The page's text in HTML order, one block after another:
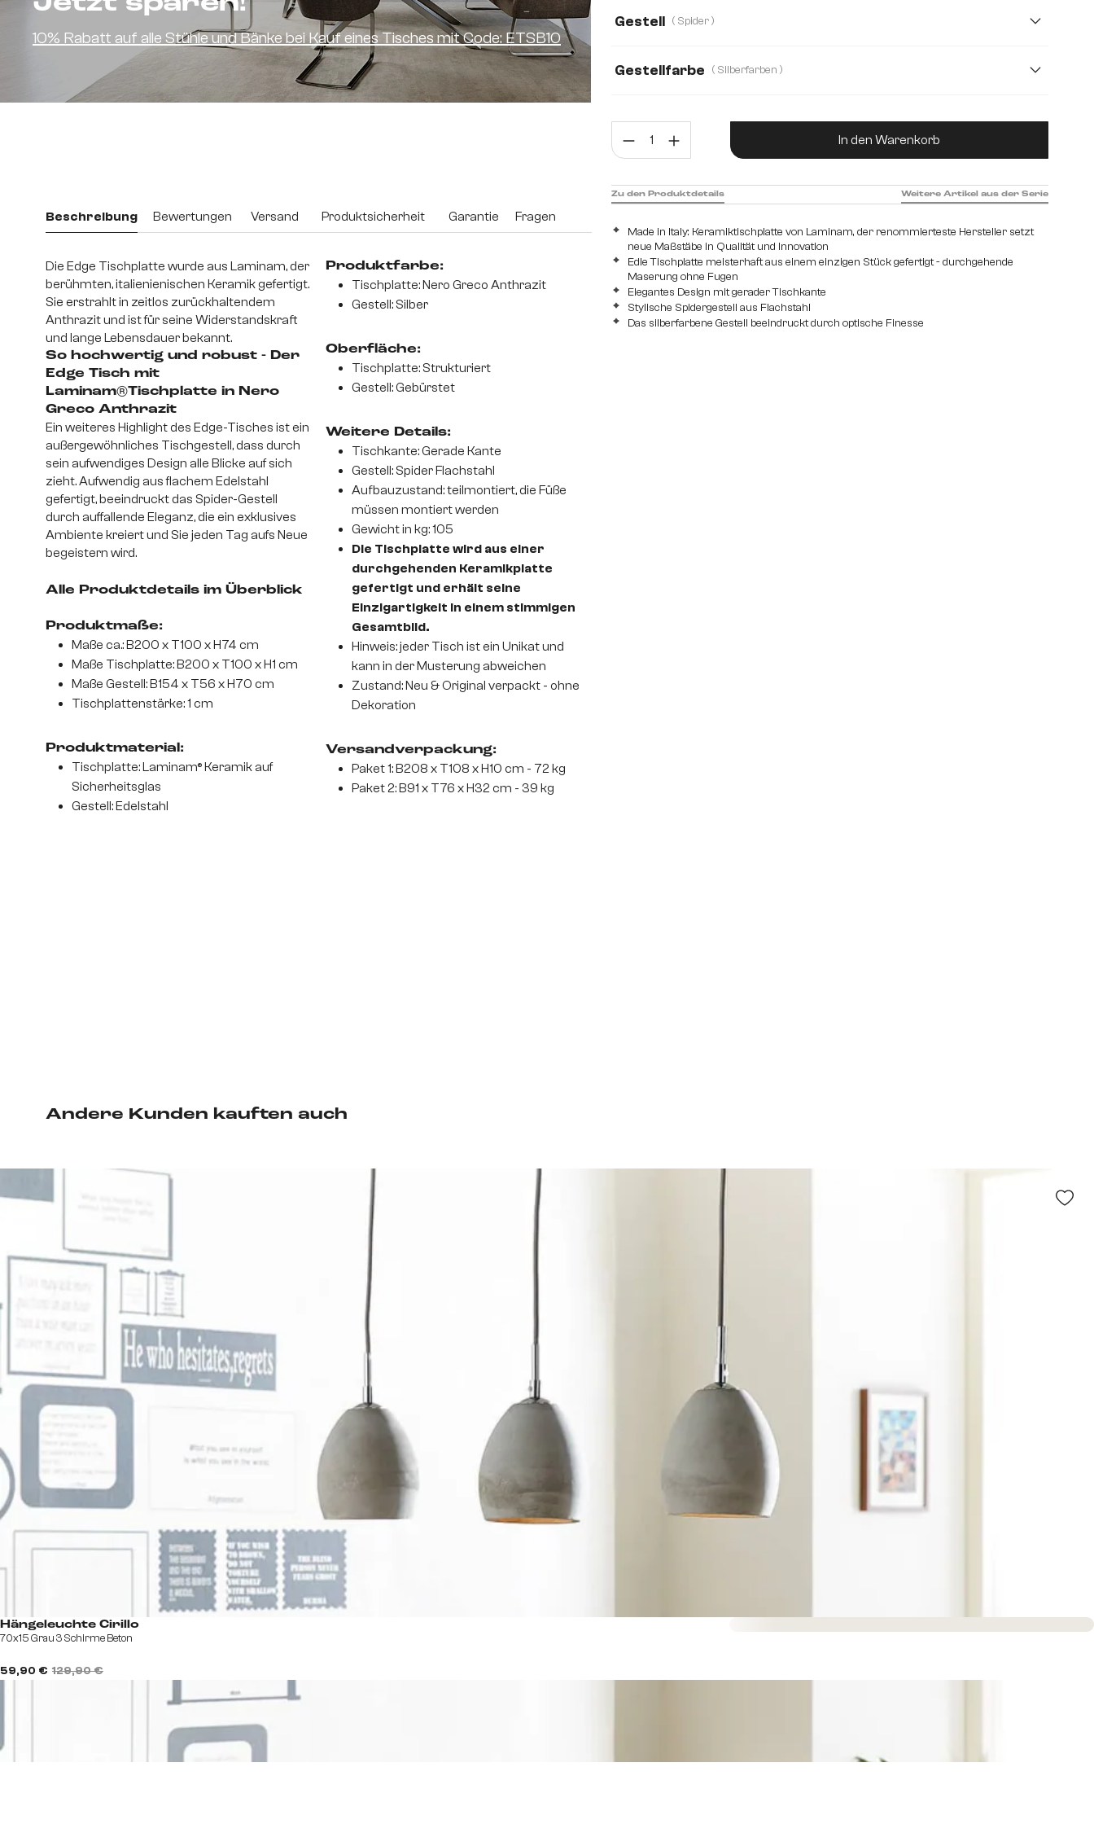
Gestell ( Spider )
Gestellfarbe ( Silberfarben )
Produkt Anzahl: Gib den gewünschten Wert
In den Warenkorb
Made in Italy: Keramiktischplatte von Laminam, der renommierteste Hersteller setzt
neue Maßstäbe in Qualität und Innovation
Edle Tischplatte meisterhaft aus einem einzigen Stück gefertigt - durchgehende
Maserung ohne Fugen
Elegantes Design mit gerader Tischkante
Stylische Spidergestell aus Flachstahl
Das silberfarbene Gestell beeindruckt durch optische Finesse
Zu den Produktdetails Weitere Artikel aus der Serie
10% Rabatt auf alle Stühle und Bänke bei Kauf eines Tisches mit Code: ETSB10
Beschreibung Bewertungen Versand Produktsicherheit Garantie Fragen
Die Edge Tischplatte wurde aus Laminam, der
berühmten, italienienischen Keramik gefertigt.
Sie erstrahlt in zeitlos zurückhaltendem
Anthrazit und ist für seine Widerstandskraft
und lange Lebensdauer bekannt.
So hochwertig und robust - Der
Edge Tisch mit
Laminam®Tischplatte in Nero
Greco Anthrazit
Ein weiteres Highlight des Edge-Tisches ist ein
außergewöhnliches Tischgestell, dass durch
sein aufwendiges Design alle Blicke auf sich
zieht. Aufwendig aus flachem Edelstahl
gefertigt, beeindruckt das Spider-Gestell
durch auffallende Eleganz, die ein exklusives
Ambiente kreiert und Sie jeden Tag aufs Neue
begeistern wird.
Alle Produktdetails im Überblick
Produktmaße:
Maße ca.: B200 x T100 x H74 cm
Maße Tischplatte: B200 x T100 x H1 cm
Maße Gestell: B154 x T56 x H70 cm
Tischplattenstärke: 1 cm
Produktmaterial:
Tischplatte: Laminam® Keramik auf
Sicherheitsglas
Gestell: Edelstahl
Produktfarbe:
Tischplatte: Nero Greco Anthrazit
Gestell: Silber
Oberfläche:
Tischplatte: Strukturiert
Gestell: Gebürstet
Weitere Details:
Tischkante: Gerade Kante
Gestell: Spider Flachstahl
Aufbauzustand: teilmontiert, die Füße
müssen montiert werden
Gewicht in kg: 105
Die Tischplatte wird aus einer
durchgehenden Keramikplatte
gefertigt und erhält seine
Einzigartigkeit in einem stimmigen
Gesamtbild.
Hinweis: jeder Tisch ist ein Unikat und
kann in der Musterung abweichen
Zustand: Neu & Original verpackt - ohne
Dekoration
Versandverpackung:
Paket 1: B208 x T108 x H10 cm - 72 kg
Paket 2: B91 x T76 x H32 cm - 39 kg
Andere Kunden kauften auch
Hängeleuchte Cirillo
70x15 Grau 3 Schirme Beton
59,90 € 129,90 €
Sofort versandfertig